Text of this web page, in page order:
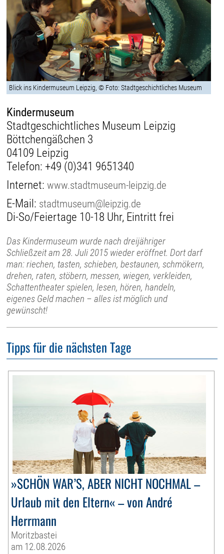
Blick ins Kindermuseum Leipzig, © Foto: Stadtgeschichtliches Museum
Kindermuseum
Stadtgeschichtliches Museum Leipzig
Böttchengäßchen 3
04109 Leipzig
Telefon: +49 (0)341 9651340
Internet:www.stadtmuseum-leipzig.de
E-Mail: stadtmuseum@leipzig.de
Di-So/Feiertage 10-18 Uhr, Eintritt frei
Das Kindermuseum wurde nach dreijähriger
Schließzeit am 28. Juli 2015 wieder eröffnet. Dort darf
man: riechen, tasten, schieben, bestaunen, schmökern,
drehen, raten, stöbern, messen, wiegen, verkleiden,
Schattentheater spielen, lesen, hören, handeln,
eigenes Geld machen – alles ist möglich und
gewünscht!
Tipps für die nächsten Tage
»SCHÖN WAR’S, ABER NICHT NOCHMAL –
Urlaub mit den Eltern« – von André
Herrmann
Moritzbastei
am 12.08.2026